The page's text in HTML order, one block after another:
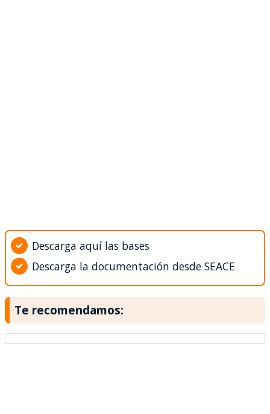
Descarga aquí las bases
Descarga la documentación desde SEACE
Te recomendamos: